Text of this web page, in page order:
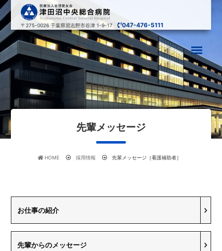
〒275-0026千葉県習志野市谷津 1-9-17 047-476-5111
先輩メッセージ
HOME 採用情報 先輩メッセージ［看護補助者］
お仕事の紹介
先輩からのメッセージ